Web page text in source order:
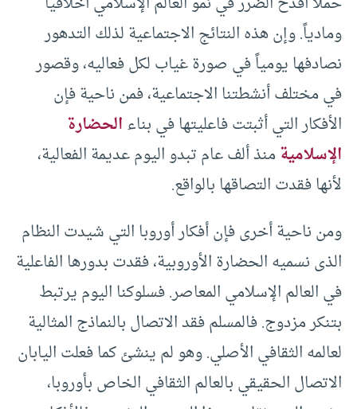
ومادياً. وإن هذه النتائج الاجتماعية لذلك التدهور
نصادفها يومياً في صورة غياب لكل فعاليه، وقصور
في مختلف أنشطتنا الاجتماعية، فمن ناحية فإن
الأفكار التي أثبتت فاعليتها في بناءالحضارة
الإسلاميةمنذ ألف عام تبدو اليوم عديمة الفعالية،
لأنها فقدت التصاقها بالواقع.
ومن ناحية أخرى فإن أفكار أوروبا التي شيدت النظام
الذى نسميه الحضارة الأوروبية، فقدت بدورها الفاعلية
في العالم الإسلامي المعاصر. فسلوكنا اليوم يرتبط
بتنكر مزدوج. فالمسلم فقد الاتصال بالنماذج المثالية
لعالمه الثقافي الأصلي. وهو لم ينشئ كما فعلت اليابان
الاتصال الحقيقي بالعالم الثقافي الخاص بأوروبا،